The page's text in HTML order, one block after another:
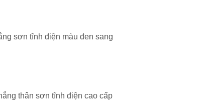
sơn tĩnh điện màu đen sang
thân sơn tĩnh điện cao cấp